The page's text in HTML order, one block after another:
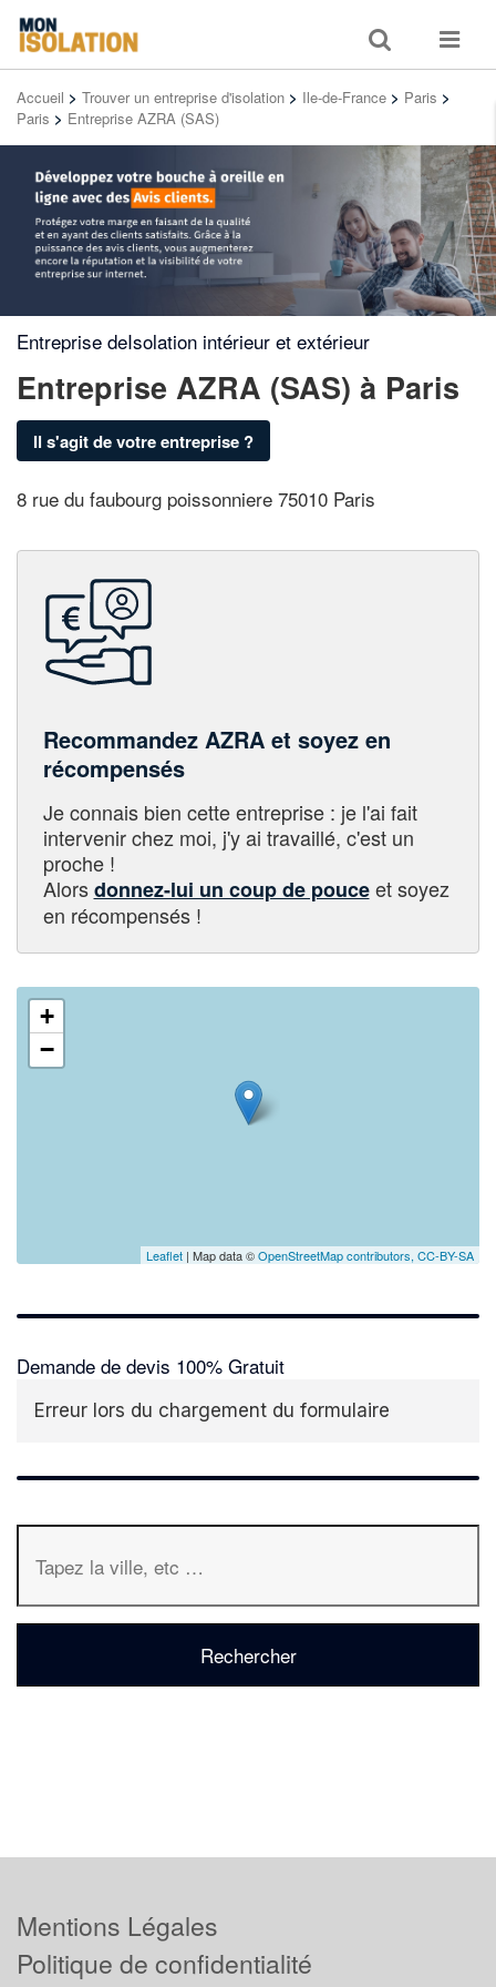
Toggle
search
Toggle
Accueil > Trouver un entreprise d'isolation > Ile-de-France > Paris >
Paris > Entreprise AZRA (SAS)
Entreprise deIsolation intérieur et extérieur
Entreprise AZRA (SAS) à Paris
Il s'agit de votre entreprise ?
8 rue du faubourg poissonniere 75010 Paris
Recommandez AZRA et soyez en
récompensés
Je connais bien cette entreprise : je l'ai fait
intervenir chez moi, j'y ai travaillé, c'est un
proche !
Alorsdonnez-lui un coup de pouceet soyez
en récompensés !
+
−
Leaflet | Map data ©OpenStreetMap contributors, CC-BY-SA
Demande de devis 100% Gratuit
Erreur lors du chargement du formulaire
Mentions Légales
Politique de confidentialité